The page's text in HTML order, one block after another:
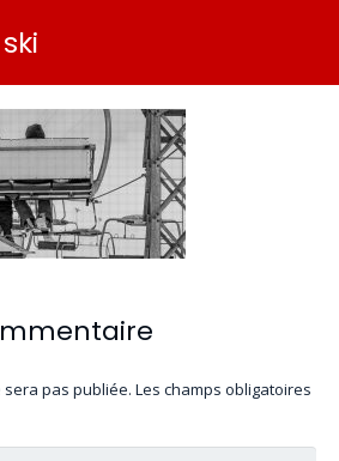
pas publiée. Les champs obligatoires